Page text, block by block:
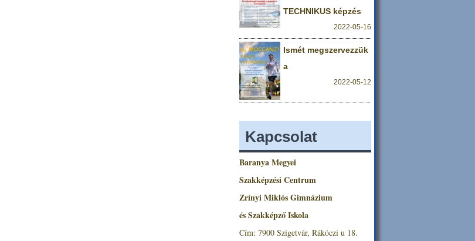
TECHNIKUS képzés
2022-05-16
Ismét megszervezzük
a
2022-05-12
Kapcsolat
Baranya Megyei
Szakképzési Centrum
Zrínyi Miklós Gimnázium
és Szakképző Iskola
Cím: 7900 Szigetvár, Rákóczi u 18.